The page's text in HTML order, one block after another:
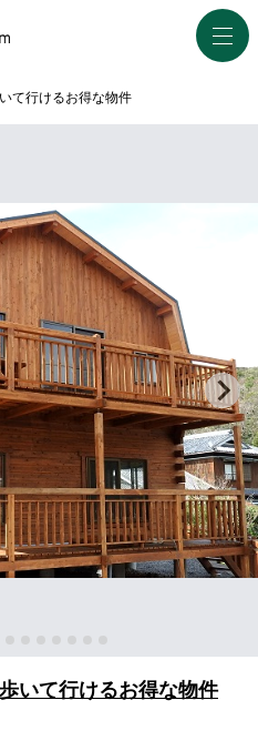
て行けるお得な物件
いて行けるお得な物件